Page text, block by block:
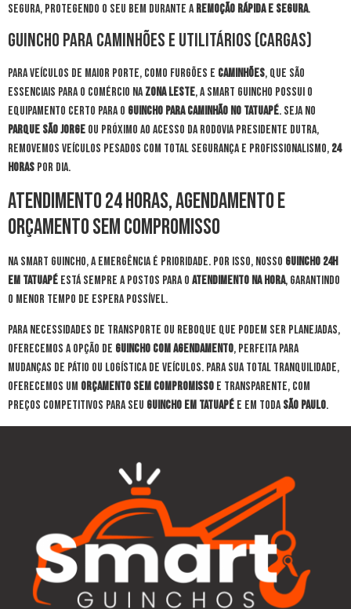
segura, protegendo o seu bem durante aremoção rápida e segura.
Guincho para Caminhões e Utilitários (Cargas)
Para veículos de maior porte, como furgões e caminhões, que são
essenciais para o comércio naZona Leste, a Smart Guincho possui o
equipamento certo para o guincho para caminhão no Tatuapé. Seja no
Parque São Jorge ou próximo ao acesso da Rodovia Presidente Dutra,
removemos veículos pesados com total segurança e profissionalismo, 24
horas por dia.
Atendimento 24 Horas, Agendamento e
Orçamento Sem Compromisso
Na Smart Guincho, a emergência é prioridade. Por isso, nosso guincho 24h
em Tatuapé está sempre a postos para o atendimento na hora, garantindo
o menor tempo de espera possível.
Para necessidades de transporte ou reboque que podem ser planejadas,
oferecemos a opção de guincho com agendamento, perfeita para
mudanças de pátio ou logística de veículos. Para sua total tranquilidade,
oferecemos um orçamento sem compromisso e transparente, com
preços competitivos para seu guincho em Tatuapé e em todaSão Paulo.